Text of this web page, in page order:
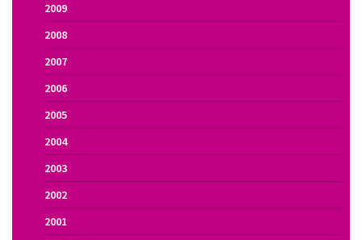
2009
2008
2007
2006
2005
2004
2003
2002
2001